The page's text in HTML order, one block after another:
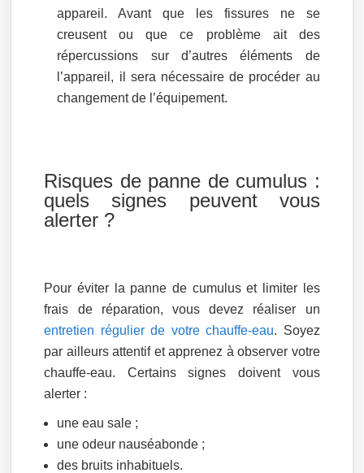
appareil. Avant que les fissures ne se
creusent ou que ce problème ait des
répercussions sur d’autres éléments de
l’appareil, il sera nécessaire de procéder au
changement de l’équipement.
Risques de panne de cumulus :
quels signes peuvent vous
alerter ?
Pour éviter la panne de cumulus et limiter les
frais de réparation, vous devez réaliser un
entretien régulier de votre chauffe-eau. Soyez
par ailleurs attentif et apprenez à observer votre
chauffe-eau. Certains signes doivent vous
alerter :
une eau sale ;
une odeur nauséabonde ;
des bruits inhabituels.